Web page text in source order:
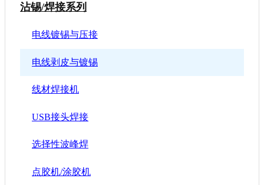
沾锡/焊接系列
电线镀锡与压接
电线剥皮与镀锡
线材焊接机
USB接头焊接
选择性波峰焊
点胶机/涂胶机